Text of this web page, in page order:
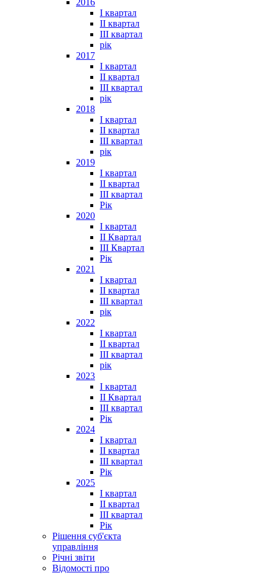
2016
I квартал
II квартал
III квартал
рік
2017
I квартал
II квартал
III квартал
рік
2018
I квартал
II квартал
III квартал
рік
2019
I квартал
II квартал
III квартал
Рік
2020
I квартал
II Квартал
III Квартал
Рік
2021
I квартал
II квартал
III квартал
рік
2022
I квартал
II квартал
ІІІ квартал
рік
2023
І квартал
ІІ Квартал
III квартал
Рік
2024
I квартал
II квартал
III квартал
Рік
2025
I квартал
II квартал
III квартал
Рік
Рішення суб'єкта
управління
Річні звіти
Відомості про